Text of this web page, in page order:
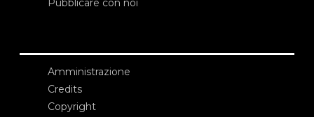
Pubblicare con noi
Amministrazione
Credits
Copyright